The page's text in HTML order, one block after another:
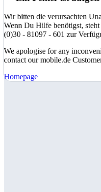
Wir bitten die verursachten
Wenn Du Hilfe benötigst,
(0)30 - 81097 - 601 zur
We apologise for any
contact our mobile.de
Homepage